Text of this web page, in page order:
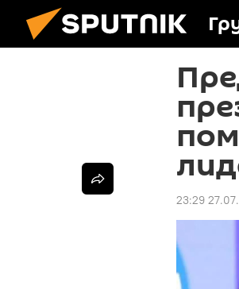
23:29